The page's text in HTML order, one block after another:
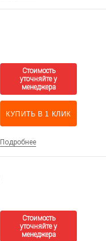
КУПИТЬ В 1 КЛИК
Подробнее